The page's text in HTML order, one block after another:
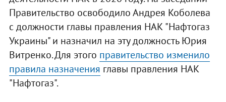
Правительство освободило Андрея Коболева
с должности главы правления НАК "Нафтогаз
Украины" и назначил на эту должность Юрия
Витренко. Для этого правительство изменило
правила назначения главы правления НАК
"Нафтогаз".